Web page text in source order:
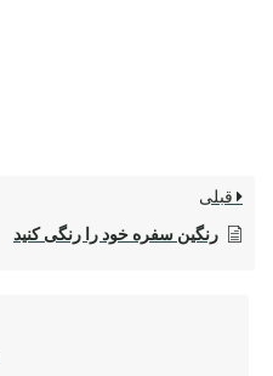
قبلی
رنگین سفره خود را رنگی کنید